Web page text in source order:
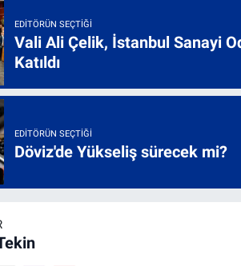
EDITÖRÜN SEÇTIĞI
Vali Ali Çelik, İstanbul Sanayi
Katıldı
EDITÖRÜN SEÇTIĞI
Döviz'de Yükseliş sürecek mi?